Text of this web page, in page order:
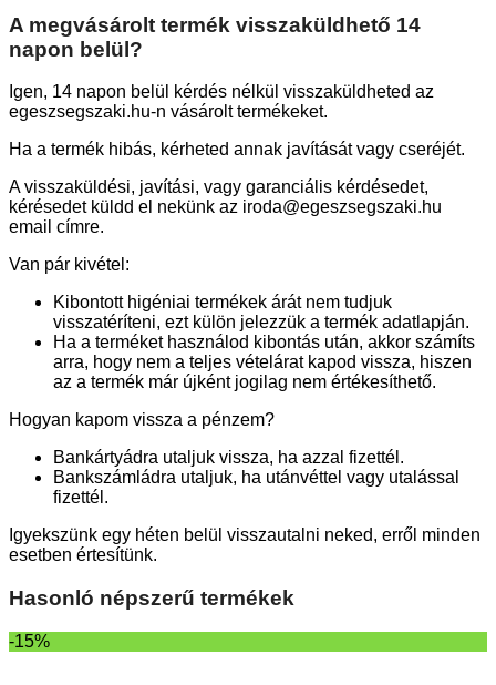
A megvásárolt termék visszaküldhető 14
napon belül?
Igen, 14 napon belül kérdés nélkül visszaküldheted az
egeszsegszaki.hu-n vásárolt termékeket.
Ha a termék hibás, kérheted annak javítását vagy cseréjét.
A visszaküldési, javítási, vagy garanciális kérdésedet,
kérésedet küldd el nekünk az iroda@egeszsegszaki.hu
email címre.
Van pár kivétel:
Kibontott higéniai termékek árát nem tudjuk
visszatéríteni, ezt külön jelezzük a termék adatlapján.
Ha a terméket használod kibontás után, akkor számíts
arra, hogy nem a teljes vételárat kapod vissza, hiszen
az a termék már újként jogilag nem értékesíthető.
Hogyan kapom vissza a pénzem?
Bankártyádra utaljuk vissza, ha azzal fizettél.
Bankszámládra utaljuk, ha utánvéttel vagy utalással
fizettél.
Igyekszünk egy héten belül visszautalni neked, erről minden
esetben értesítünk.
Hasonló népszerű termékek
-15%